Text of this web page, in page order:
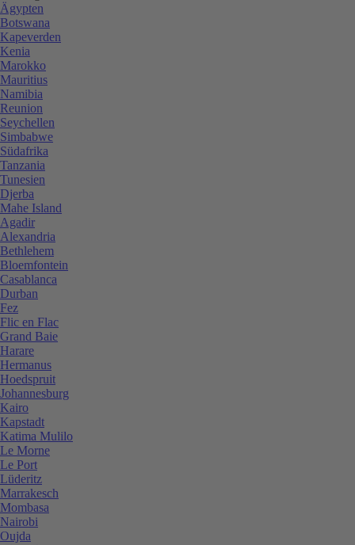
Ägypten
Botswana
Kapeverden
Kenia
Marokko
Mauritius
Namibia
Reunion
Seychellen
Simbabwe
Südafrika
Tanzania
Tunesien
Djerba
Mahe Island
Agadir
Alexandria
Bethlehem
Bloemfontein
Casablanca
Durban
Fez
Flic en Flac
Grand Baie
Harare
Hermanus
Hoedspruit
Johannesburg
Kairo
Kapstadt
Katima Mulilo
Le Morne
Le Port
Lüderitz
Marrakesch
Mombasa
Nairobi
Oujda